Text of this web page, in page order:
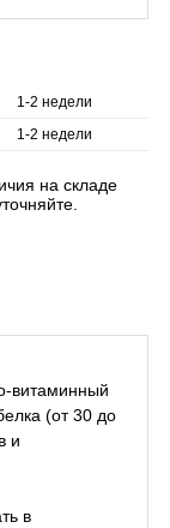
1-2 недели
1-2 недели
на складе
витаминный
(от 30 до
и
в